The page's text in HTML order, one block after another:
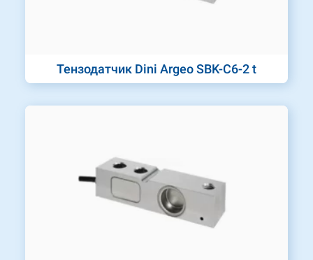
Тензодатчик Dini Argeo SBK-C6-2 t